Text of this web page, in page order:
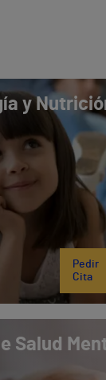
y
Pedir
Cita
Salud